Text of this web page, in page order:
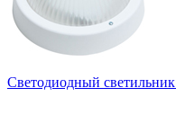
Светодиодный